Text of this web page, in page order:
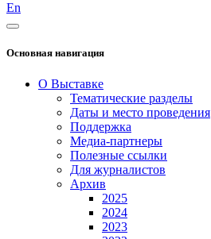
En
Основная навигация
О Выставке
Тематические разделы
Даты и место проведения
Поддержка
Медиа-партнеры
Полезные ссылки
Для журналистов
Архив
2025
2024
2023